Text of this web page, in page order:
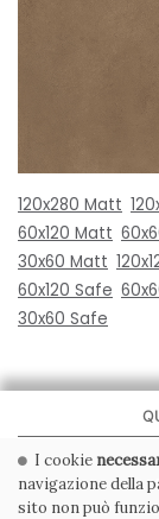
120x280 Matt
60x120 Matt
30x60 Matt
60x120 Safe
30x60 Safe
I cookie
navigazione della
sito non può